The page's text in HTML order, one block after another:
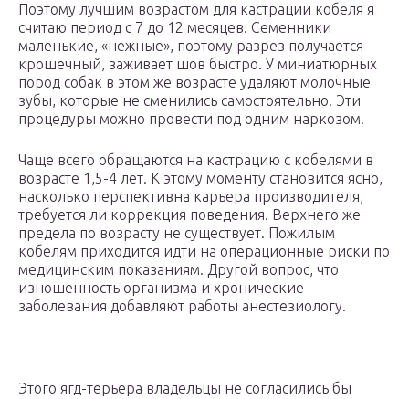
Поэтому лучшим возрастом для кастрации кобеля я
считаю период с 7 до 12 месяцев. Семенники
маленькие, «нежные», поэтому разрез получается
крошечный, заживает шов быстро. У миниатюрных
пород собак в этом же возрасте удаляют молочные
зубы, которые не сменились самостоятельно. Эти
процедуры можно провести под одним наркозом.
Чаще всего обращаются на кастрацию с кобелями в
возрасте 1,5-4 лет. К этому моменту становится ясно,
насколько перспективна карьера производителя,
требуется ли коррекция поведения. Верхнего же
предела по возрасту не существует. Пожилым
кобелям приходится идти на операционные риски по
медицинским показаниям. Другой вопрос, что
изношенность организма и хронические
заболевания добавляют работы анестезиологу.
Этого ягд-терьера владельцы не согласились бы